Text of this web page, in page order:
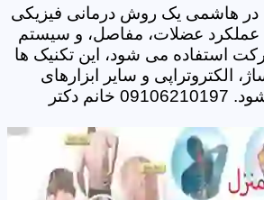
در هاشمی یک روش درمانی فیزیکی
عملکرد عضلات، مفاصل، و سیستم
استفاده می شود، این تکنیک ها
الکتروتراپی و سایر ابزارهای
فیزیک درمانی می شود. 09106210197 خانم دکتر